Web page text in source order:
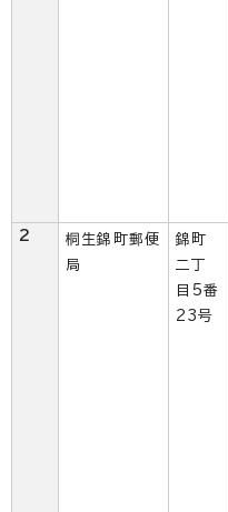
2
桐生錦町郵便
局
錦町
二丁
目5番
23号